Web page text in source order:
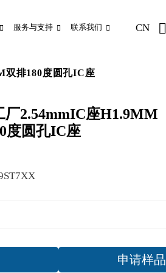
服务与支持 联系我们 CN
双排180度圆孔IC座
厂2.54mmIC座H1.9MM
度圆孔IC座
申请样品